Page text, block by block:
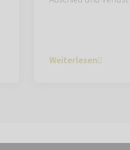
Weiterlesen